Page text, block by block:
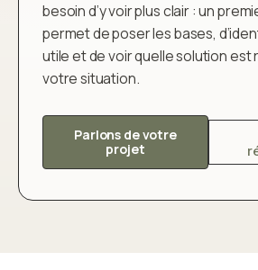
besoin d’y voir plus clair : un
permet de poser les bases,
utile et de voir quelle solution est
votre situation.
Parlons de votre
projet